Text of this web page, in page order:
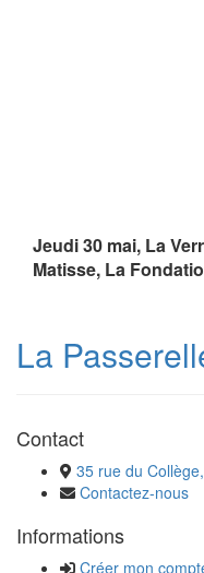
Jeudi 30 mai, La
Matisse, La
La
Contact
35 rue du
Contactez-nous
Informations
Créer mon